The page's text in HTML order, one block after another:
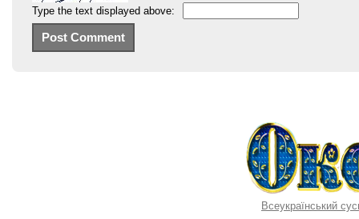
Type the text displayed above:
Всеукраїнський